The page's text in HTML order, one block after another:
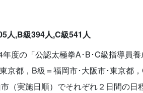
人,B級394人,C級541人
度の「公認太極拳A･B･C級指導員養
京都，B級＝福岡市･大阪市･東京都
（実施日順）でそれぞれ２日間の日